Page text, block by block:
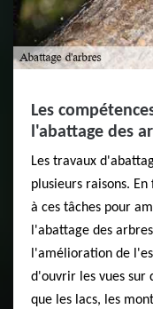
Les
l'abattage des
Les travaux
plusieurs raisons.
à ces tâches pour
l'abattage des
l'amélioration de
d'ouvrir les vues sur
que les lacs, les